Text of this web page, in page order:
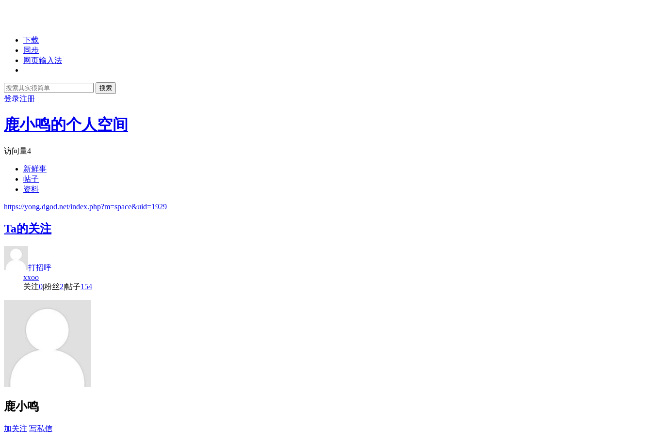
下载
同步
网页输入法
搜索
登录注册
鹿小鸣的个人空间
访问量4
新鲜事
帖子
资料
https://yong.dgod.net/index.php?m=space&uid=1929
Ta的关注
打招呼
xxoo
关注0|粉丝2|帖子154
鹿小鸣
加关注 写私信